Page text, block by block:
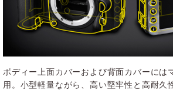
ボディー上面カバーおよび背面カバーには
用。小型軽量ながら、高い堅牢性と高耐久